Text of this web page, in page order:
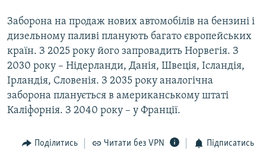
Заборона на продаж нових автомобілів на бензині і
дизельному паливі планують багато європейських
країн. З 2025 року його запровадить Норвегія. З
2030 року – Нідерланди, Данія, Швеція, Ісландія,
Ірландія, Словенія. З 2035 року аналогічна
заборона планується в американському штаті
Каліфорнія. З 2040 року – у Франції.
Поділитись Читати без VPN Підписатись